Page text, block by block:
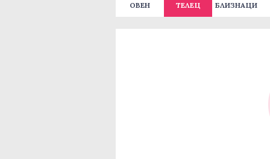
ОВЕН ТЕЛЕЦ БЛИЗНАЦИ